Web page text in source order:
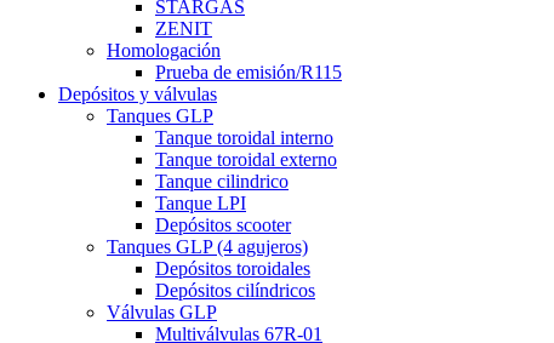
STARGAS
ZENIT
Homologación
Prueba de emisión/R115
Depósitos y válvulas
Tanques GLP
Tanque toroidal interno
Tanque toroidal externo
Tanque cilindrico
Tanque LPI
Depósitos scooter
Tanques GLP (4 agujeros)
Depósitos toroidales
Depósitos cilíndricos
Válvulas GLP
Multiválvulas 67R-01